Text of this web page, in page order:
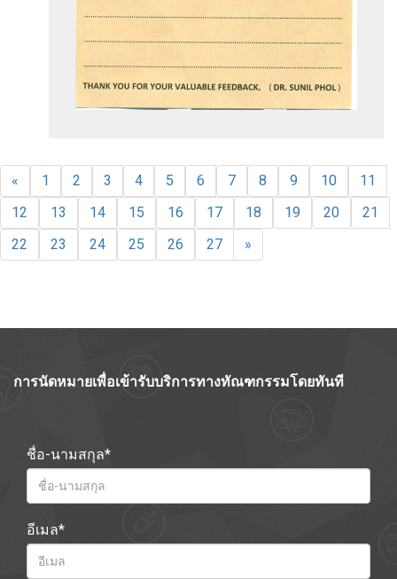
« 1 2 3 4 5 6 7 8 9 10
11
12
13 14 15 16 17 18 19 20
21
22
23 24 25 26 27 »
การนัดหมายเพื่อเข้ารับบริการทางทัณฑกรรมโดยทันที
ชื่อ-นามสกุล*
อีเมล*